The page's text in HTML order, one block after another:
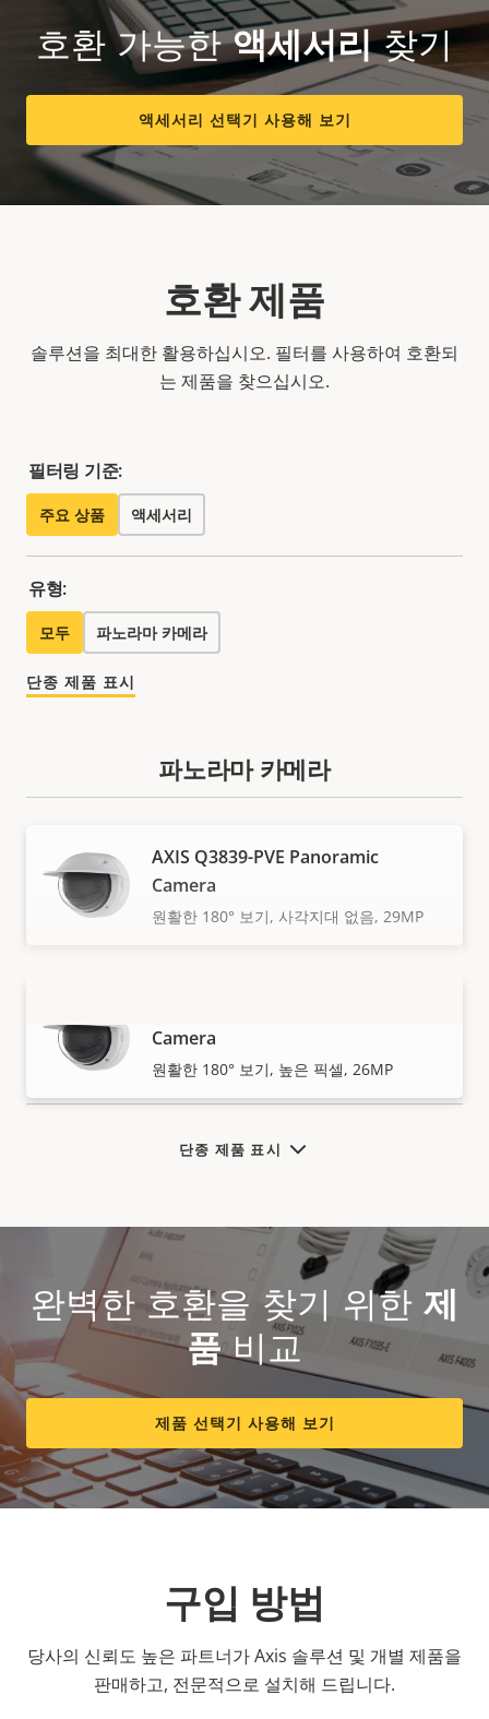
호환 가능한액세서리찾기
액세서리 선택기 사용해 보기
호환 제품
솔루션을 최대한 활용하십시오. 필터를 사용하여 호환되
는 제품을 찾으십시오.
필터링 기준:
주요 상품 액세서리
유형:
모두 파노라마 카메라
단종 제품 표시
더 보기
파노라마 카메라
AXIS Q3839-PVE Panoramic
Camera
원활한 180° 보기, 사각지대 없음, 29MP
Camera
원활한 180° 보기, 높은 픽셀, 26MP
단종 제품 표시
완벽한 호환을 찾기 위한 제
품비교
제품 선택기 사용해 보기
구입 방법
당사의 신뢰도 높은 파트너가 Axis 솔루션 및 개별 제품을
판매하고, 전문적으로 설치해 드립니다.